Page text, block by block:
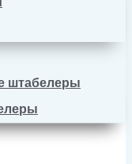
штабелеры